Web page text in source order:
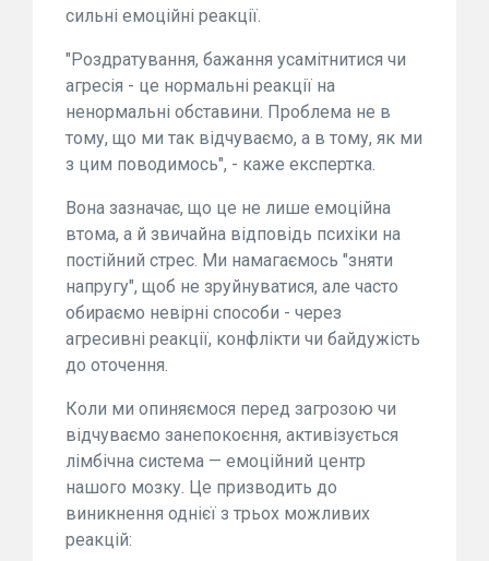
сильні емоційні реакції.
"Роздратування, бажання усамітнитися чи
агресія - це нормальні реакції на
ненормальні обставини. Проблема не в
тому, що ми так відчуваємо, а в тому, як ми
з цим поводимось", - каже експертка.
Вона зазначає, що це не лише емоційна
втома, а й звичайна відповідь психіки на
постійний стрес. Ми намагаємось "зняти
напругу", щоб не зруйнуватися, але часто
обираємо невірні способи - через
агресивні реакції, конфлікти чи байдужість
до оточення.
Коли ми опиняємося перед загрозою чи
відчуваємо занепокоєння, активізується
лімбічна система — емоційний центр
нашого мозку. Це призводить до
виникнення однієї з трьох можливих
реакцій: